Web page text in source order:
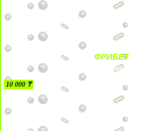
ФРИБЕТ
БЕЗ УСЛОВИЙ
10 000 ₸